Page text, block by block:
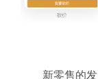
新零售的